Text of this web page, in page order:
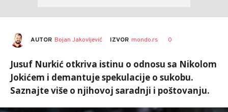
AUTOR Bojan Jakovljević IZVOR mondo.rs 0
Jusuf Nurkić otkriva istinu o odnosu sa Nikolom
Jokićem i demantuje spekulacije o sukobu.
Saznajte više o njihovoj saradnji i poštovanju.